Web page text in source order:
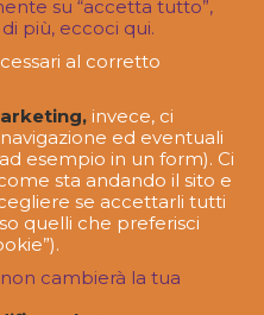
su “accetta tutto”,
più, eccoci qui.
al corretto
invece, ci
ed eventuali
esempio in un form). Ci
sta andando il sito e
se accettarli tutti
quelli che preferisci
cambierà la tua